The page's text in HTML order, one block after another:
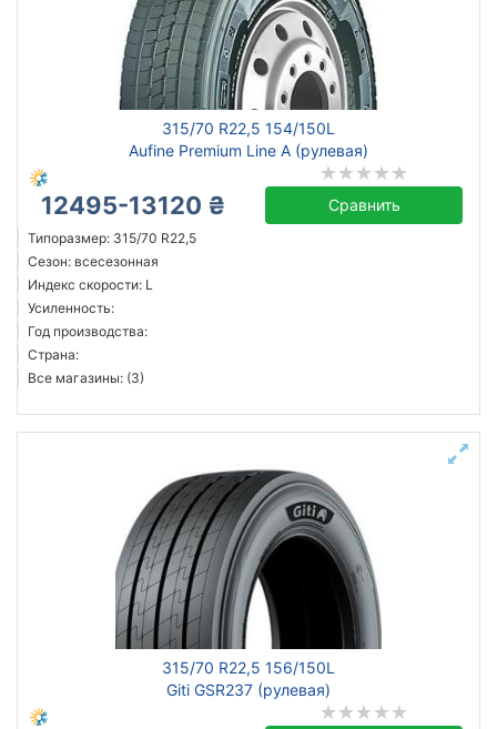
315/70 R22,5 154/150L
Aufine Premium Line A (рулевая)
12495-13120 ₴ Сравнить
Типоразмер: 315/70 R22,5
Сезон: всесезонная
Индекс скорости: L
Усиленность:
Год производства:
Страна:
Все магазины: (3)
315/70 R22,5 156/150L
Giti GSR237 (рулевая)